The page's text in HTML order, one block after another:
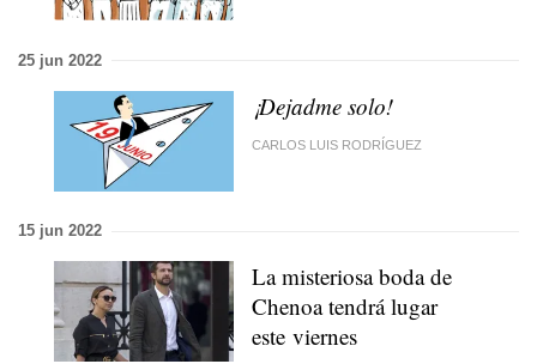
25 jun 2022
¡Dejadme solo!
CARLOS LUIS RODRÍGUEZ
15 jun 2022
La misteriosa boda de
Chenoa tendrá lugar
este viernes